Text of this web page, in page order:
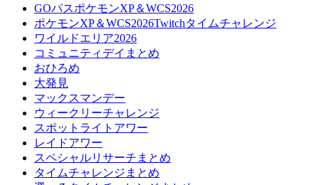
GOパスポケモンXP＆WCS2026
ポケモンXP＆WCS2026Twitchタイムチャレンジ
ワイルドエリア2026
コミュニティデイまとめ
おひろめ
大発見
マックスマンデー
ウィークリーチャレンジ
スポットライトアワー
レイドアワー
スペシャルリサーチまとめ
タイムチャレンジまとめ